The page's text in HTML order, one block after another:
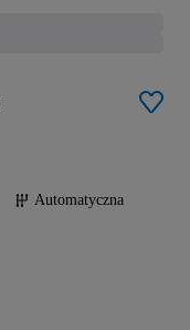
Automatyczna